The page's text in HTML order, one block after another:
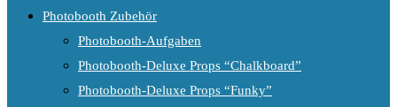
Photobooth Zubehör
Photobooth-Aufgaben
Photobooth-Deluxe Props “Chalkboard”
Photobooth-Deluxe Props “Funky”